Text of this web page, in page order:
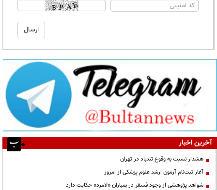
آخرین اخبار
هشدار نسبت به وقوع تندباد در تهران
آغاز ثبت‌نام آزمون ارشد علوم پزشکی از امروز
شواهد پژوهشی از وجود فسفر در بمباران «لامرد» حکایت دارد